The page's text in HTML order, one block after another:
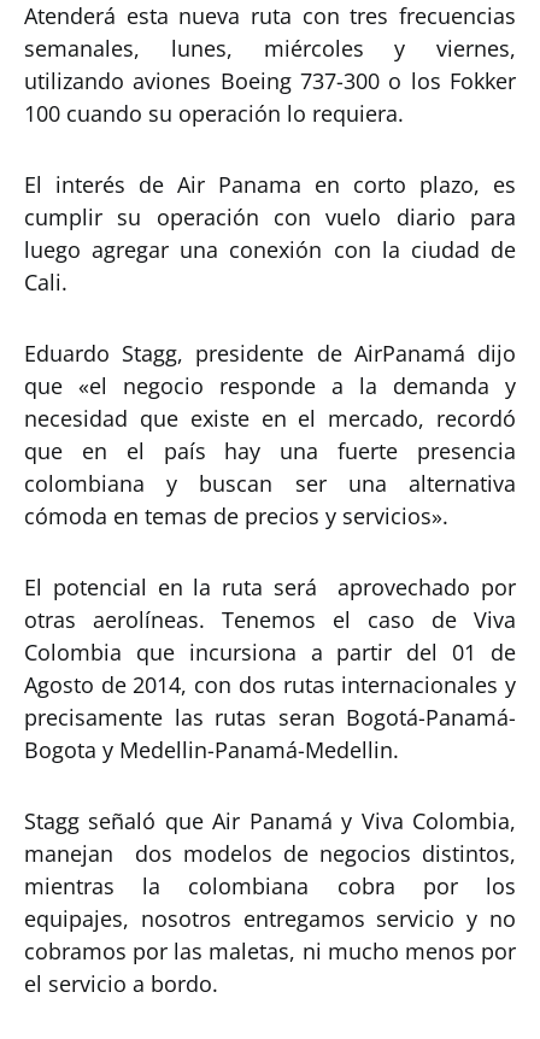
Atenderá esta nueva ruta con tres frecuencias
semanales, lunes, miércoles y viernes,
utilizando aviones Boeing 737-300 o los Fokker
100 cuando su operación lo requiera.
El interés de Air Panama en corto plazo, es
cumplir su operación con vuelo diario para
luego agregar una conexión con la ciudad de
Cali.
Eduardo Stagg, presidente de AirPanamá dijo
que «el negocio responde a la demanda y
necesidad que existe en el mercado, recordó
que en el país hay una fuerte presencia
colombiana y buscan ser una alternativa
cómoda en temas de precios y servicios».
El potencial en la ruta será aprovechado por
otras aerolíneas. Tenemos el caso de Viva
Colombia que incursiona a partir del 01 de
Agosto de 2014, con dos rutas internacionales y
precisamente las rutas seran Bogotá-Panamá-
Bogota y Medellin-Panamá-Medellin.
Stagg señaló que Air Panamá y Viva Colombia,
manejan dos modelos de negocios distintos,
mientras la colombiana cobra por los
equipajes, nosotros entregamos servicio y no
cobramos por las maletas, ni mucho menos por
el servicio a bordo.